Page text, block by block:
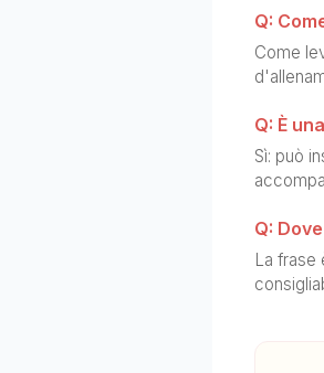
Q:
Come
Q: È
Sì: può
Q:
La frase